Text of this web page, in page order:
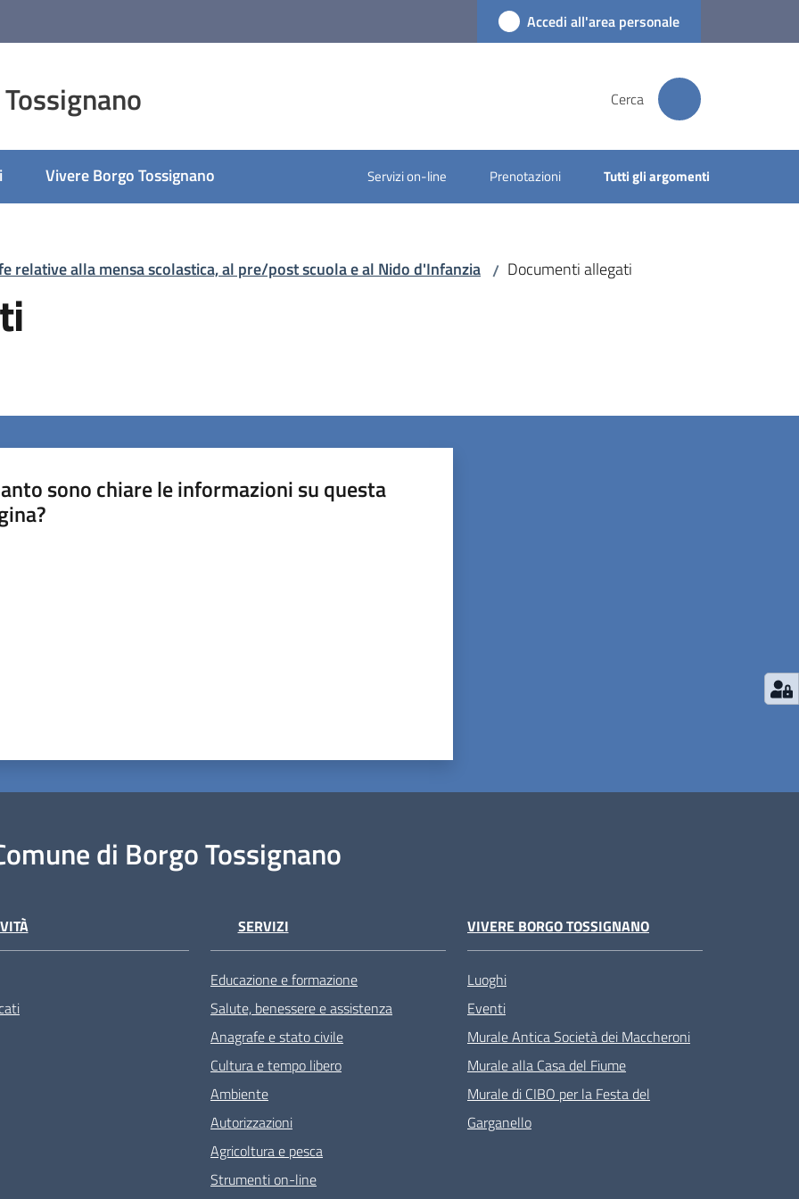
Accedi all'area personale
Cerca
Vivere Borgo Tossignano Servizi on-line Prenotazioni Tutti gli argomenti
relative alla mensa scolastica, al pre/post scuola e al Nido d'Infanzia / Documenti allegati
sono chiare le informazioni su questa
di Borgo Tossignano
SERVIZI
Educazione e formazione
Salute, benessere e assistenza
Anagrafe e stato civile
Cultura e tempo libero
Ambiente
Autorizzazioni
Agricoltura e pesca
Strumenti on-line
VIVERE BORGO TOSSIGNANO
Luoghi
Eventi
Murale Antica Società dei Maccheroni
Murale alla Casa del Fiume
Murale di CIBO per la Festa del
Garganello